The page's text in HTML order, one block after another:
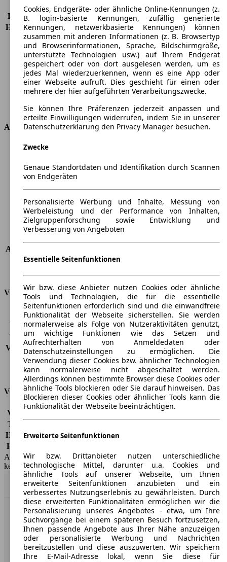
KW (PS)
54 kW (73 PS)
Beschleunigung (0-100 km/h) 13,9s
Höchstgeschwindigkeit (km/h) 164 km/h
Anzahl der Gänge
5
Drehmoment
116 nm
Hubraum
1360 ccm
Kraftstoff
Benzin
Zylinder
4
Getriebe
Schaltgetriebe
Antriebsart
Vorderradantrieb
Abmessungen
Länge
Breite
1700 mm
Radstand
Maximalgewicht
Max. Zuladung
-
Türen
2
Sitze
4
Anhängelast (ungebremst)
Anhängelast (gebremst)
850 kg
Verbrauch
CO2 Emissionen*
160 g/km (komb.)
Verbrauch (Stadt)
9,1 l/100km
Verbrauch (Land)
5,4 l/100km
Verbrauch (komb.)* 6,8 l/100km
Schadstoffklasse
EU5
Tankinhalt
47 l
Versicherungsklassen
Vollkasko
Teilkasko
Haftpflicht -
HSN/TSN
AutoScout24 GmbH übernimmt für die Richtigkeit der Angaben
keine Gewähr.
Nach Oben
AutoScout24: Europaweit der größte Online-Automarkt.
Unternehmen
Cookies, Endgeräte- oder ähnliche Online-Kennungen (z.
B. login-basierte Kennungen, zufällig generierte
Kennungen, netzwerkbasierte Kennungen) können
zusammen mit anderen Informationen (z. B. Browsertyp
und Browserinformationen, Sprache, Bildschirmgröße,
unterstützte Technologien usw.) auf Ihrem Endgerät
gespeichert oder von dort ausgelesen werden, um es
jedes Mal wiederzuerkennen, wenn es eine App oder
einer Webseite aufruft. Dies geschieht für einen oder
mehrere der hier aufgeführten Verarbeitungszwecke.
Sie können Ihre Präferenzen jederzeit anpassen und
erteilte Einwilligungen widerrufen, indem Sie in unserer
Datenschutzerklärung den Privacy Manager besuchen.
Zwecke
Genaue Standortdaten und Identifikation durch Scannen
von Endgeräten
Personalisierte Werbung und Inhalte, Messung von
Werbeleistung und der Performance von Inhalten,
Zielgruppenforschung sowie Entwicklung und
Verbesserung von Angeboten
Essentielle Seitenfunktionen
Wir bzw. diese Anbieter nutzen Cookies oder ähnliche
Tools und Technologien, die für die essentielle
Seitenfunktionen erforderlich sind und die einwandfreie
Funktionalität der Webseite sicherstellen. Sie werden
normalerweise als Folge von Nutzeraktivitäten genutzt,
um wichtige Funktionen wie das Setzen und
Aufrechterhalten von Anmeldedaten oder
Datenschutzeinstellungen zu ermöglichen. Die
Verwendung dieser Cookies bzw. ähnlicher Technologien
kann normalerweise nicht abgeschaltet werden.
Allerdings können bestimmte Browser diese Cookies oder
ähnliche Tools blockieren oder Sie darauf hinweisen. Das
Blockieren dieser Cookies oder ähnlicher Tools kann die
Funktionalität der Webseite beeinträchtigen.
Erweiterte Seitenfunktionen
Wir bzw. Drittanbieter nutzen unterschiedliche
technologische Mittel, darunter u.a. Cookies und
ähnliche Tools auf unserer Webseite, um Ihnen
erweiterte Seitenfunktionen anzubieten und ein
verbessertes Nutzungserlebnis zu gewährleisten. Durch
diese erweiterten Funktionalitäten ermöglichen wir die
Personalisierung unseres Angebotes - etwa, um Ihre
Suchvorgänge bei einem späteren Besuch fortzusetzen,
Ihnen passende Angebote aus Ihrer Nähe anzuzeigen
oder personalisierte Werbung und Nachrichten
bereitzustellen und diese auszuwerten. Wir speichern
Ihre E-Mail-Adresse lokal, wenn Sie diese für